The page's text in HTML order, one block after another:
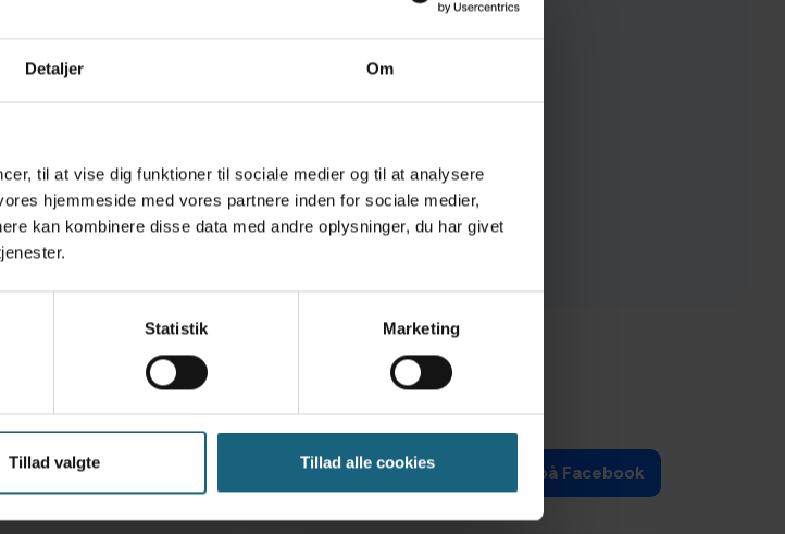
Detaljer Om
til at vise dig funktioner til sociale medier og til at analysere
hjemmeside med vores partnere inden for sociale medier,
kan kombinere disse data med andre oplysninger, du har givet
Statistik Marketing
Tillad valgte Tillad alle cookies Følg os på Facebook